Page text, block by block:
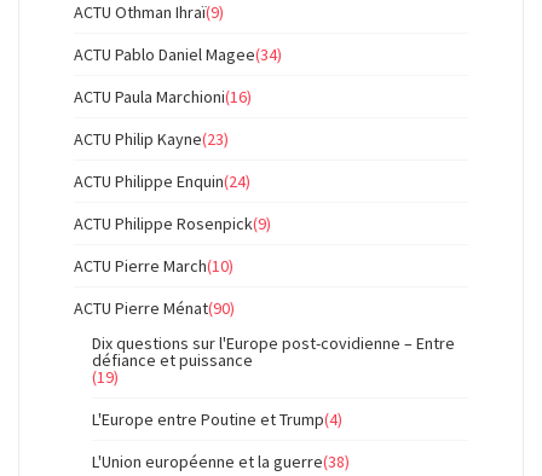
ACTU Othman Ihraï(9)
ACTU Pablo Daniel Magee(34)
ACTU Paula Marchioni(16)
ACTU Philip Kayne(23)
ACTU Philippe Enquin(24)
ACTU Philippe Rosenpick(9)
ACTU Pierre March(10)
ACTU Pierre Ménat(90)
Dix questions sur l'Europe post-covidienne – Entre
défiance et puissance
(19)
L'Europe entre Poutine et Trump(4)
L'Union européenne et la guerre(38)